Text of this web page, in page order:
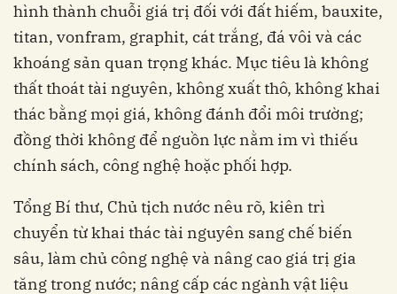
hình thành chuỗi giá trị đối với đất hiếm, bauxite,
titan, vonfram, graphit, cát trắng, đá vôi và các
khoáng sản quan trọng khác. Mục tiêu là không
thất thoát tài nguyên, không xuất thô, không khai
thác bằng mọi giá, không đánh đổi môi trường;
đồng thời không để nguồn lực nằm im vì thiếu
chính sách, công nghệ hoặc phối hợp.
Tổng Bí thư, Chủ tịch nước nêu rõ, kiên trì
chuyển từ khai thác tài nguyên sang chế biến
sâu, làm chủ công nghệ và nâng cao giá trị gia
tăng trong nước; nâng cấp các ngành vật liệu